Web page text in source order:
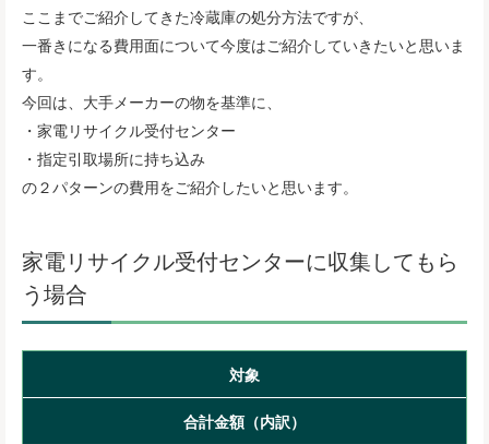
ここまでご紹介してきた冷蔵庫の処分方法ですが、
一番きになる費用面について今度はご紹介していきたいと思いま
す。
今回は、大手メーカーの物を基準に、
・家電リサイクル受付センター
・指定引取場所に持ち込み
の２パターンの費用をご紹介したいと思います。
家電リサイクル受付センターに収集してもら
う場合
対象
合計金額（内訳）